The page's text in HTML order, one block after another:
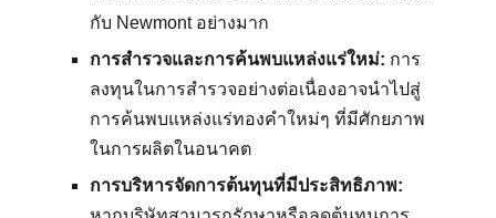
กับ Newmont อย่างมาก
การสำรวจและการค้นพบแหล่งแร่ใหม่: การ
ลงทุนในการสำรวจอย่างต่อเนื่องอาจนำไปสู่
การค้นพบแหล่งแร่ทองคำใหม่ๆ ที่มีศักยภาพ
ในการผลิตในอนาคต
การบริหารจัดการต้นทุนที่มีประสิทธิภาพ: